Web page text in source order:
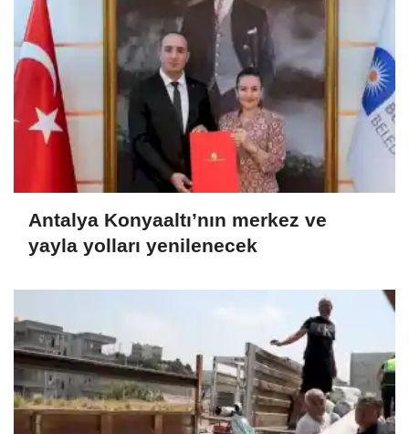
Antalya Konyaaltı’nın merkez ve
yayla yolları yenilenecek